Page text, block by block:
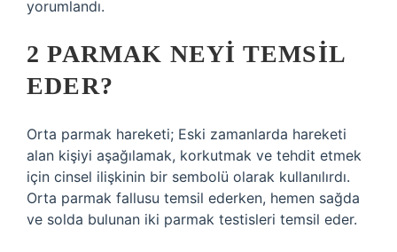
yorumlandı.
2 PARMAK NEYI TEMSIL
EDER?
Orta parmak hareketi; Eski zamanlarda hareketi
alan kişiyi aşağılamak, korkutmak ve tehdit etmek
için cinsel ilişkinin bir sembolü olarak kullanılırdı.
Orta parmak fallusu temsil ederken, hemen sağda
ve solda bulunan iki parmak testisleri temsil eder.